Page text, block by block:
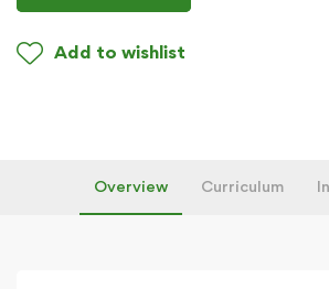
Add to wishlist
Overview Curriculum